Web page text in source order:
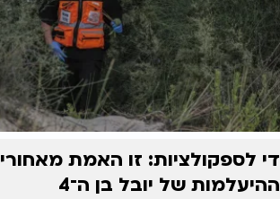
די לספקולציות: זו האמת מאחורי
ההיעלמות של יובל בן ה־4